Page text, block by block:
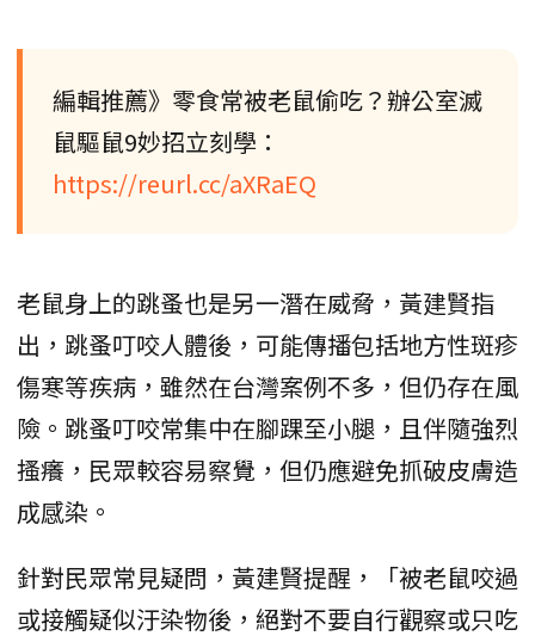
編輯推薦》零食常被老鼠偷吃？辦公室滅
鼠驅鼠9妙招立刻學：
https://reurl.cc/aXRaEQ
老鼠身上的跳蚤也是另一潛在威脅，黃建賢指
出，跳蚤叮咬人體後，可能傳播包括地方性斑疹
傷寒等疾病，雖然在台灣案例不多，但仍存在風
險。跳蚤叮咬常集中在腳踝至小腿，且伴隨強烈
搔癢，民眾較容易察覺，但仍應避免抓破皮膚造
成感染。
針對民眾常見疑問，黃建賢提醒，「被老鼠咬過
或接觸疑似汙染物後，絕對不要自行觀察或只吃